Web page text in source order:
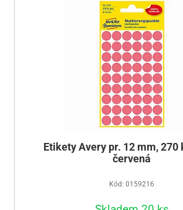
Etikety Avery pr. 12 mm, 270
červená
Kód: 0159216